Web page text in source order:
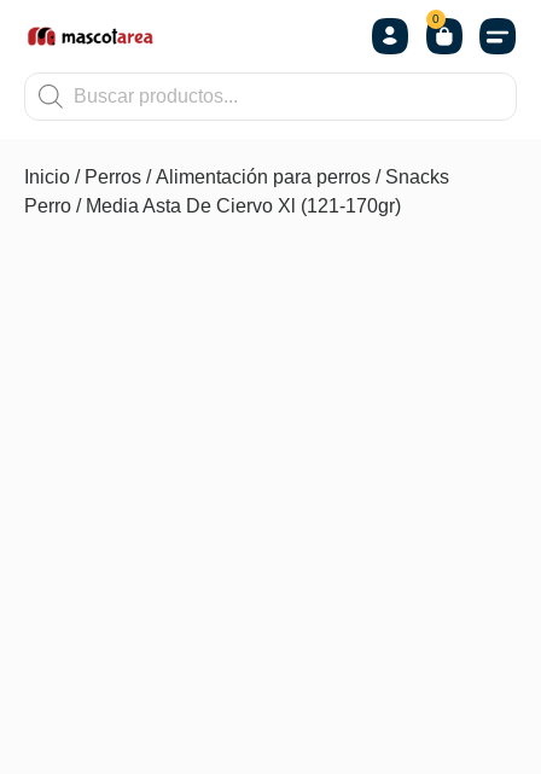
0
Inicio / Perros /Alimentación para perros / Snacks
Perro / Media Asta De Ciervo Xl (121-170gr)